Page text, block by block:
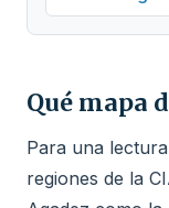
Qué mapa
Para una
regiones de la